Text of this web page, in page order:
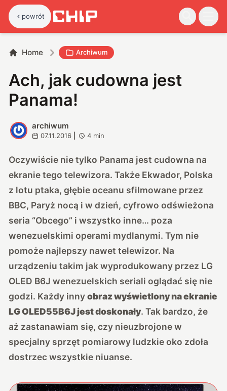
powrót
Home Archiwum
Ach, jak cudowna jest
Panama!
A
archiwum
07.11.2016 4 min
Oczywiście nie tylko Panama jest cudowna na
ekranie tego telewizora. Także Ekwador, Polska
z lotu ptaka, głębie oceanu sfilmowane przez
BBC, Paryż nocą i w dzień, cyfrowo odświeżona
seria “Obcego” i wszystko inne… poza
wenezuelskimi operami mydlanymi. Tym nie
pomoże najlepszy nawet telewizor. Na
urządzeniu takim jak wyprodukowany przez LG
OLED B6J wenezuelskich seriali oglądać się nie
godzi. Każdy innyobraz wyświetlony na ekranie
LG OLED55B6J jest doskonały. Tak bardzo, że
aż zastanawiam się, czy nieuzbrojone w
specjalny sprzęt pomiarowy ludzkie oko zdoła
dostrzec wszystkie niuanse.